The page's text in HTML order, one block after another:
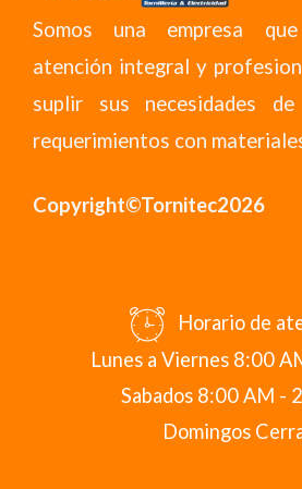
Somos una empresa
atención integral y
suplir sus necesidades
requerimientos con
Copyright©Tornitec2026
Horario de
Lunes a Viernes 8:00
Sabados 8:00 AM -
Domingos